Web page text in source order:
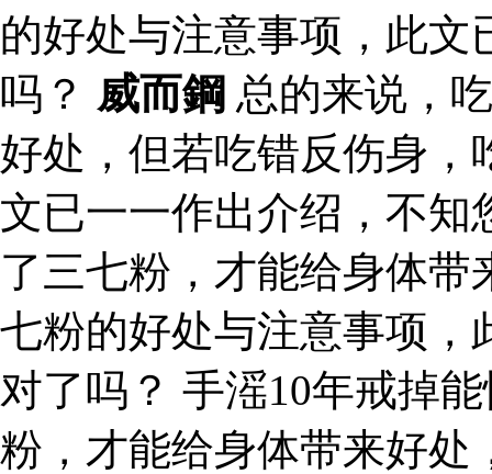
的好处与注意事项，此
吗？ 威而鋼 总的来说，
好处，但若吃错反伤身，
文已一一作出介绍，不知
了三七粉，才能给身体
七粉的好处与注意事项，
对了吗？ 手滛10年戒掉
粉，才能给身体带来好处